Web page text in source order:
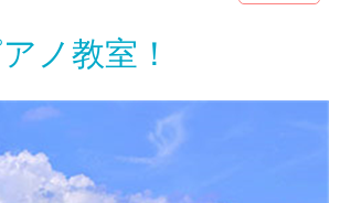
ノ教室！